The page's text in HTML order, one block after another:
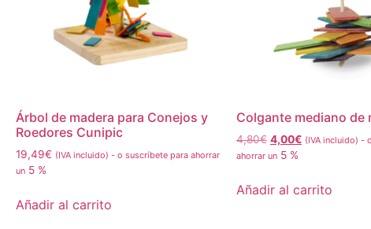
Árbol de madera para Conejos y
Roedores Cunipic
19,49€ (IVA incluido) - o suscríbete para ahorrar
un 5 %
Añadir al carrito
Colgante mediano de
4,80€ 4,00€ (IVA incluido) -
ahorrar un 5 %
Añadir al carrito